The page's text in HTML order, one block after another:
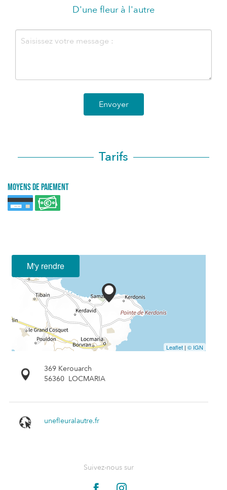
D'une fleur à l'autre
Envoyer
Tarifs
Moyens de paiement
M'y rendre
Leaflet | © IGN
369 Kerouarch
56360 LOCMARIA
unefleuralautre.fr
Suivez-nous sur